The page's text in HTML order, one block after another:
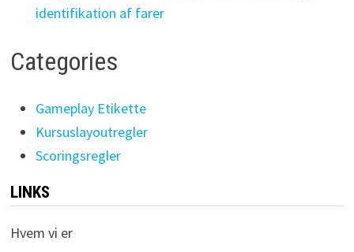
identifikation af farer
Categories
Gameplay Etikette
Kursuslayoutregler
Scoringsregler
LINKS
Hvem vi er